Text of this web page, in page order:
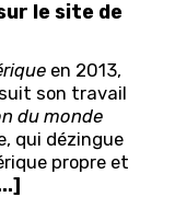
le site de
en 2013,
son travail
du monde
qui dézingue
propre et